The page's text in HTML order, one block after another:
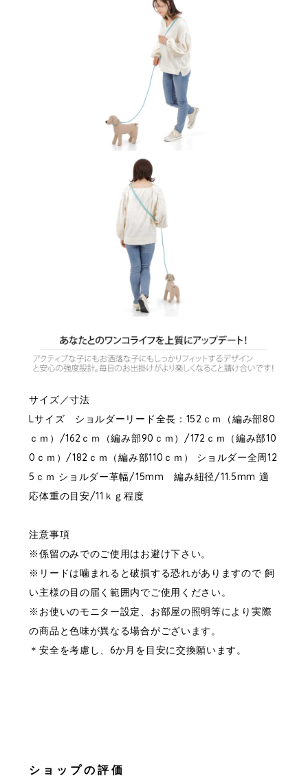
サイズ／寸法
Lサイズ ショルダーリード全長：152ｃｍ（編み部80
ｃｍ）/162ｃｍ（編み部90ｃｍ）/172ｃｍ（編み部10
0ｃｍ）/182ｃｍ（編み部110ｃｍ） ショルダー全周12
5ｃｍ ショルダー革幅/15mm 編み紐径/11.5mm 適
応体重の目安/11ｋｇ程度
注意事項
※係留のみでのご使用はお避け下さい。
※リードは噛まれると破損する恐れがありますので 飼
い主様の目の届く範囲内でご使用ください。
※お使いのモニター設定、お部屋の照明等により実際
の商品と色味が異なる場合がございます。
＊安全を考慮し、6か月を目安に交換願います。
ショップの評価